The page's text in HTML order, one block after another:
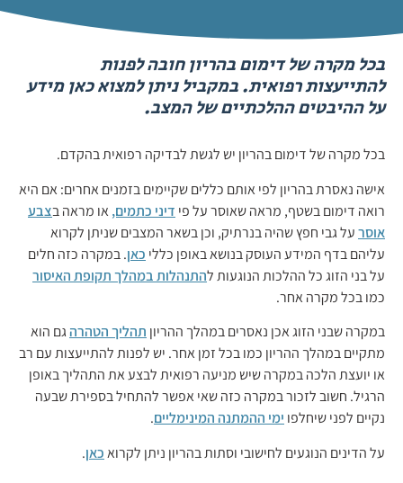
בכל מקרה של דימום בהריון חובה לפנות
להתייעצות רפואית. במקביל ניתן למצוא כאן מידע
על ההיבטים ההלכתיים של המצב.
בכל מקרה של דימום בהריון יש לגשת לבדיקה רפואית בהקדם.
אישה נאסרת בהריון לפי אותם כללים שקיימים בזמנים אחרים: אם היא
רואה דימום בשטף, מראה שאוסר על פי דיני כתמים, או מראה בצבע
אוסרעל גבי חפץ שהיה בנרתיק, וכן בשאר המצבים שניתן לקרוא
עליהם בדף המידע העוסק בנושא באופן כללי כאן. במקרה כזה חלים
על בני הזוג כל ההלכות הנוגעות להתנהלות במהלך תקופת האיסור
כמו בכל מקרה אחר.
במקרה שבני הזוג אכן נאסרים במהלך ההריון תהליך הטהרהגם הוא
מתקיים במהלך ההריון כמו בכל זמן אחר. יש לפנות להתייעצות עם רב
או יועצת הלכה במקרה שיש מניעה רפואית לבצע את התהליך באופן
הרגיל. חשוב לזכור במקרה כזה שאי אפשר להתחיל בספירת שבעה
נקיים לפני שיחלפו ימי ההמתנה המינימליים.
על הדינים הנוגעים לחישובי וסתות בהריון ניתן לקרואכאן.